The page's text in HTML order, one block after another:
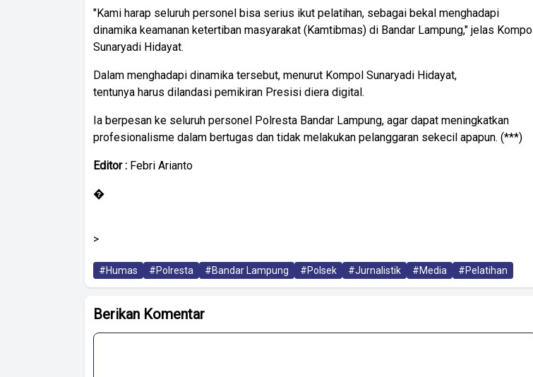
"Kami harap seluruh personel bisa serius ikut pelatihan, sebagai bekal menghadapi
dinamika keamanan ketertiban masyarakat (Kamtibmas) di Bandar Lampung," jelas Kompol
Sunaryadi Hidayat.
Dalam menghadapi dinamika tersebut, menurut Kompol Sunaryadi Hidayat,
tentunya harus dilandasi pemikiran Presisi diera digital.
Ia berpesan ke seluruh personel Polresta Bandar Lampung, agar dapat meningkatkan
profesionalisme dalam bertugas dan tidak melakukan pelanggaran sekecil apapun. (***)
Editor : Febri Arianto
�
>
#Humas #Polresta #Bandar Lampung #Polsek #Jurnalistik #Media #Pelatihan
Berikan Komentar